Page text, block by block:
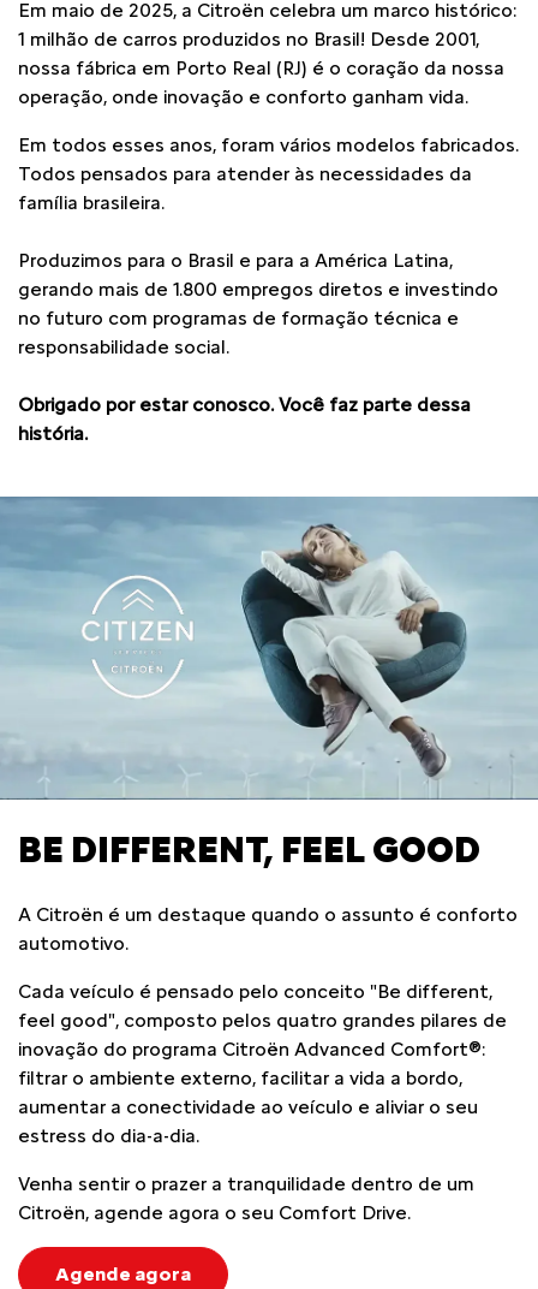
Em maio de 2025, a Citroën celebra um marco histórico:
1 milhão de carros produzidos no Brasil! Desde 2001,
nossa fábrica em Porto Real (RJ) é o coração da nossa
operação, onde inovação e conforto ganham vida.
Em todos esses anos, foram vários modelos fabricados.
Todos pensados para atender às necessidades da
família brasileira.
Produzimos para o Brasil e para a América Latina,
gerando mais de 1.800 empregos diretos e investindo
no futuro com programas de formação técnica e
responsabilidade social.
Obrigado por estar conosco. Você faz parte dessa
história.
BE DIFFERENT, FEEL GOOD
A Citroën é um destaque quando o assunto é conforto
automotivo.
Cada veículo é pensado pelo conceito "Be different,
feel good", composto pelos quatro grandes pilares de
inovação do programa Citroën Advanced Comfort®:
filtrar o ambiente externo, facilitar a vida a bordo,
aumentar a conectividade ao veículo e aliviar o seu
estress do dia-a-dia.
Venha sentir o prazer a tranquilidade dentro de um
Citroën, agende agora o seu Comfort Drive.
Agende agora